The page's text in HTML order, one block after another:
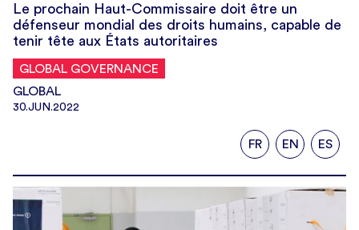
Le prochain Haut-Commissaire doit être un
défenseur mondial des droits humains, capable de
tenir tête aux États autoritaires
GLOBAL GOVERNANCE
GLOBAL
30.JUN.2022
FR EN ES